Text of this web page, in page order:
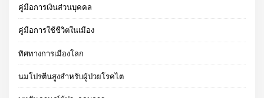
คู่มือการเงินส่วนบุคคล
คู่มือการใช้ชีวิตในเมือง
ทิศทางการเมืองโลก
นมโปรตีนสูงสำหรับผู้ป่วยโรคไต